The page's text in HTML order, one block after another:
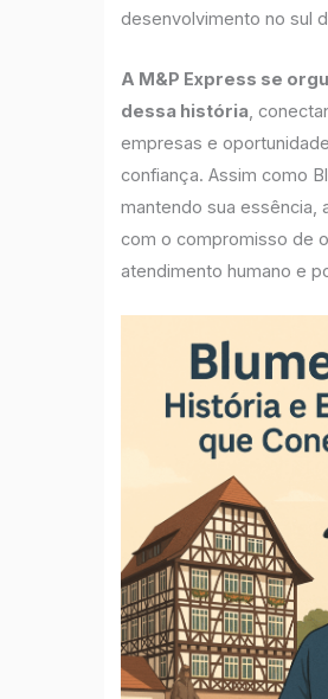
desenvolvimento no sul
A M&P Express se
dessa história,
empresas e
confiança. Assim como
mantendo sua essência,
com o compromisso de
atendimento humano e